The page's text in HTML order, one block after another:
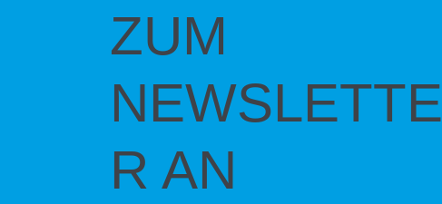
ZUM
NEWSLETTE
R AN